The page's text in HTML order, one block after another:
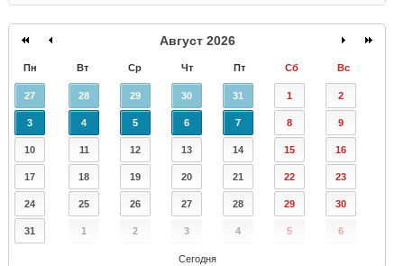
Август 2026
Пн Вт Ср Чт Пт Сб Вс
27 28 29 30 31 1 2
3 4 5 6 7 8 9
10 11 12 13 14 15 16
17 18 19 20 21 22 23
24 25 26 27 28 29 30
31 1 2 3 4 5 6
Сегодня